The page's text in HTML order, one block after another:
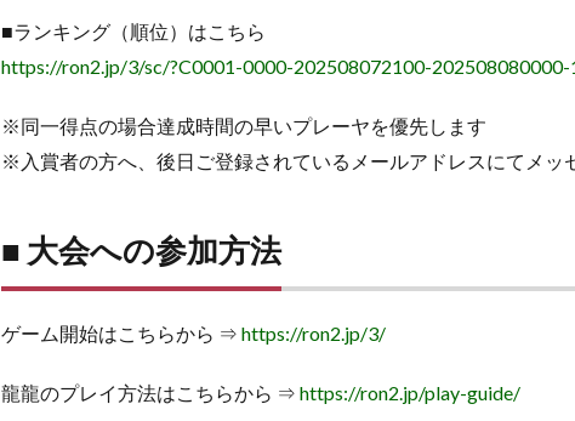
■ランキング（順位）はこちら
https://ron2.jp/3/sc/?C0001-0000-202508072100-202508080000-
※同一得点の場合達成時間の早いプレーヤを優先します
※入賞者の方へ、後日ご登録されているメールアドレスにてメッ
■ 大会への参加方法
ゲーム開始はこちらから ⇒ https://ron2.jp/3/
龍龍のプレイ方法はこちらから ⇒ https://ron2.jp/play-guide/